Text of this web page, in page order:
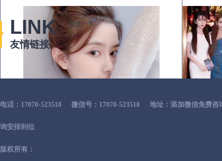
LINK
友情链接
百度一下
电话：17070-523518 微信号：17070-523518 地址：添加微信免费
询安排到位
版权所有：